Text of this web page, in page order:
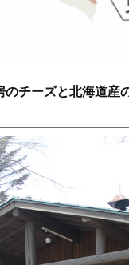
のチーズと北海道産